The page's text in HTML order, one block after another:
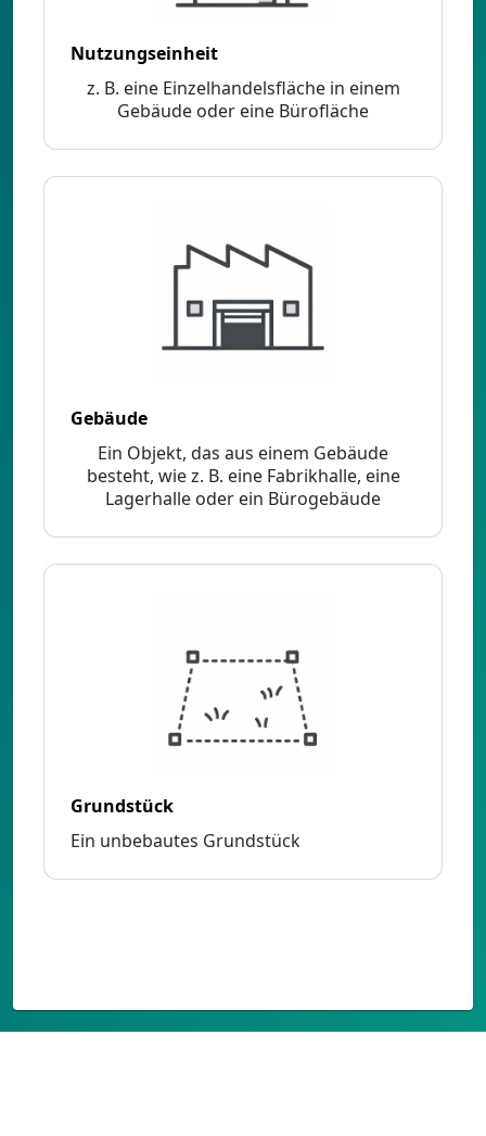
Nutzungseinheit
z. B. eine Einzelhandelsfläche in einem
Gebäude oder eine Bürofläche
Gebäude
Ein Objekt, das aus einem Gebäude
besteht, wie z. B. eine Fabrikhalle, eine
Lagerhalle oder ein Bürogebäude
Grundstück
Ein unbebautes Grundstück